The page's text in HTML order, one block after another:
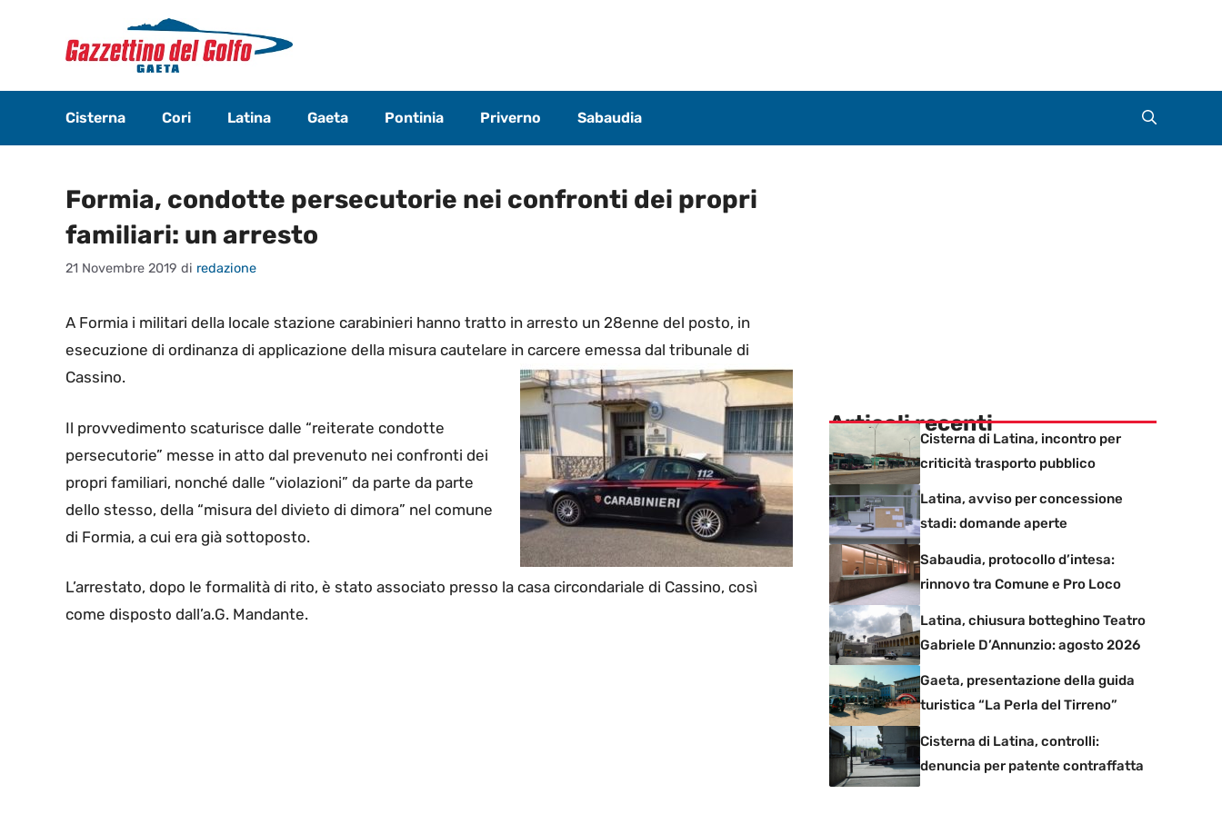
contenuto
Cisterna Cori Latina Gaeta Pontinia Priverno Sabaudia
Formia, condotte persecutorie nei confronti dei propri
familiari: un arresto
21 Novembre 2019 di redazione
A Formia i militari della locale stazione carabinieri hanno tratto in arresto un 28enne del posto, in
esecuzione di ordinanza di applicazione della misura cautelare in carcere emessa dal tribunale di
Cassino.
Il provvedimento scaturisce dalle “reiterate condotte
persecutorie” messe in atto dal prevenuto nei confronti dei
propri familiari, nonché dalle “violazioni” da parte da parte
dello stesso, della “misura del divieto di dimora” nel comune
di Formia, a cui era già sottoposto.
L’arrestato, dopo le formalità di rito, è stato associato presso la casa circondariale di Cassino, così
come disposto dall’a.G. Mandante.
Articoli recenti
Cisterna di Latina, incontro per
criticità trasporto pubblico
Latina, avviso per concessione
stadi: domande aperte
Sabaudia, protocollo d’intesa:
rinnovo tra Comune e Pro Loco
Latina, chiusura botteghino Teatro
Gabriele D’Annunzio: agosto 2026
Gaeta, presentazione della guida
turistica “La Perla del Tirreno”
Cisterna di Latina, controlli:
denuncia per patente contraffatta